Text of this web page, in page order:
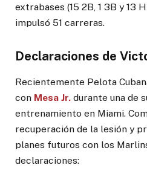
extrabases (15 2B, 1 3B y 13
impulsó 51 carreras.
Declaraciones de
Recientemente Pelota
con Mesa Jr. durante una de
entrenamiento en Miami.
recuperación de la lesión y
planes futuros con los
declaraciones: